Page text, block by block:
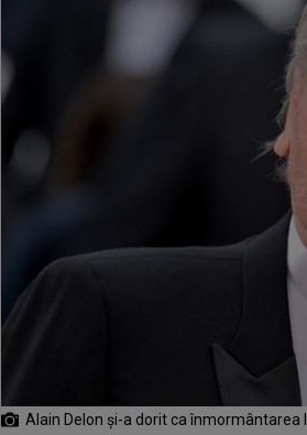
Alain Delon și-a dorit ca înmormântarea